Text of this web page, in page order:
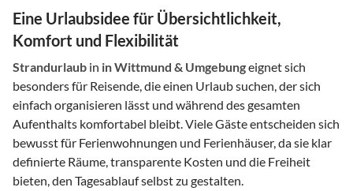
Eine Urlaubsidee für Übersichtlichkeit,
Komfort und Flexibilität
Strandurlaub in in Wittmund & Umgebungeignet sich
besonders für Reisende, die einen Urlaub suchen, der sich
einfach organisieren lässt und während des gesamten
Aufenthalts komfortabel bleibt. Viele Gäste entscheiden sich
bewusst für Ferienwohnungen und Ferienhäuser, da sie klar
definierte Räume, transparente Kosten und die Freiheit
bieten, den Tagesablauf selbst zu gestalten.